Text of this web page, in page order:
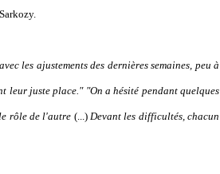
les ajustements des dernières semaines, peu à
leur juste place." "On a hésité pendant quelques
rôle de l'autre (...)Devant les difficultés, chacun